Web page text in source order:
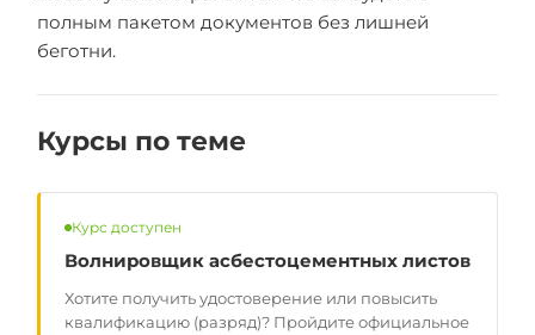
полным пакетом документов без лишней
беготни.
Курсы по теме
Курс доступен
Волнировщик асбестоцементных листов
Хотите получить удостоверение или повысить
квалификацию (разряд)? Пройдите официальное